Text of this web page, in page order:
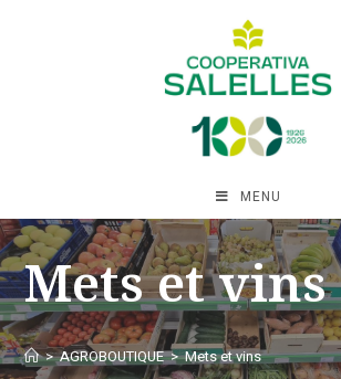
MENU
Mets et vins
> AGROBOUTIQUE > Mets et vins